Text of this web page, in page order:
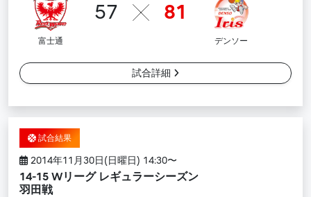
57 81
富士通 デンソー
試合詳細
試合結果
2014年11月30日(日曜日) 14:30〜
14-15 Wリーグ レギュラーシーズン
羽田戦